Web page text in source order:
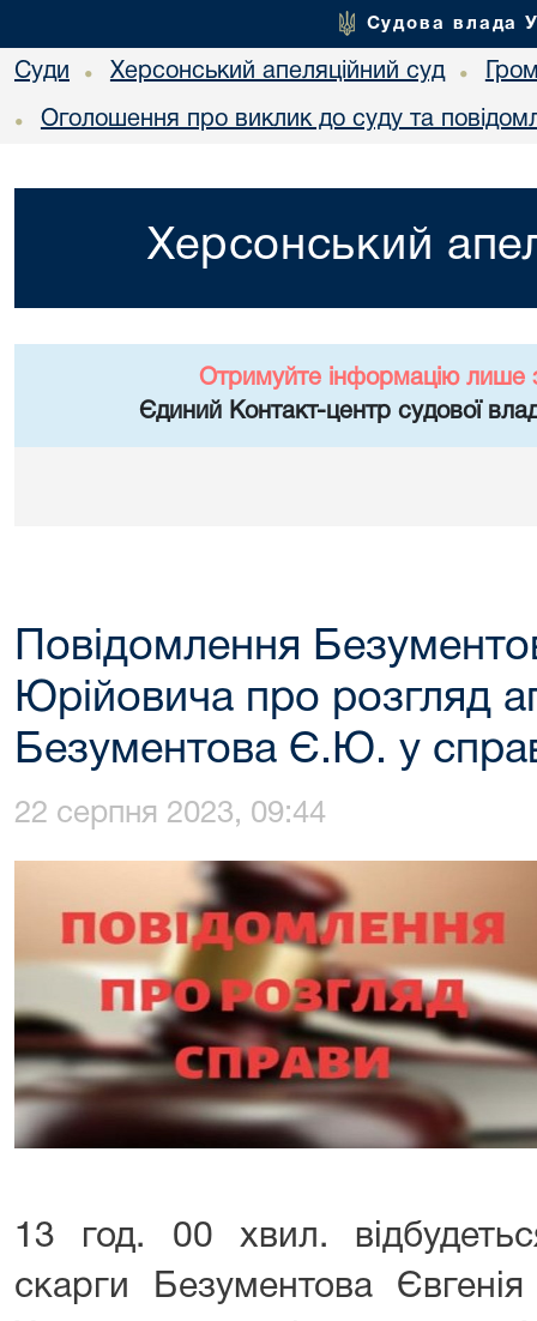
Судова влада
Суди • Херсонський апеляційний суд •
• Оголошення про виклик до суду та
Херсонський
Отримуйте інформацію лише
Єдиний Контакт-центр судової
Повідомлення
Юрійовича про розгляд
Безументова Є.Ю. у
22 серпня 2023, 09:44
13 год. 00 хвил.
скарги Безументова